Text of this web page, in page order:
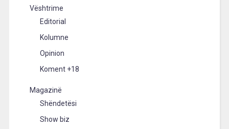
Vështrime
Editorial
Kolumne
Opinion
Koment +18
Magazinë
Shëndetësi
Show biz